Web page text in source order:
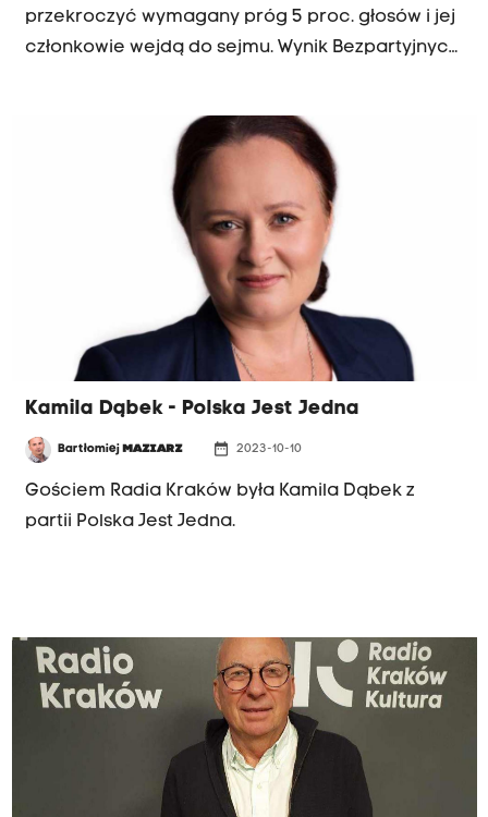
przekroczyć wymagany próg 5 proc. głosów i jej
członkowie wejdą do sejmu. Wynik Bezpartyjnych
Kamila Dąbek - Polska Jest Jedna
Bartłomiej MAZIARZ date_range 2023-10-10
Gościem Radia Kraków była Kamila Dąbek z
partii Polska Jest Jedna.